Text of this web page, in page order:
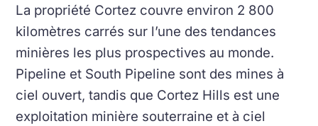
La propriété Cortez couvre environ 2 800
kilomètres carrés sur l’une des tendances
minières les plus prospectives au monde.
Pipeline et South Pipeline sont des mines à
ciel ouvert, tandis que Cortez Hills est une
exploitation minière souterraine et à ciel